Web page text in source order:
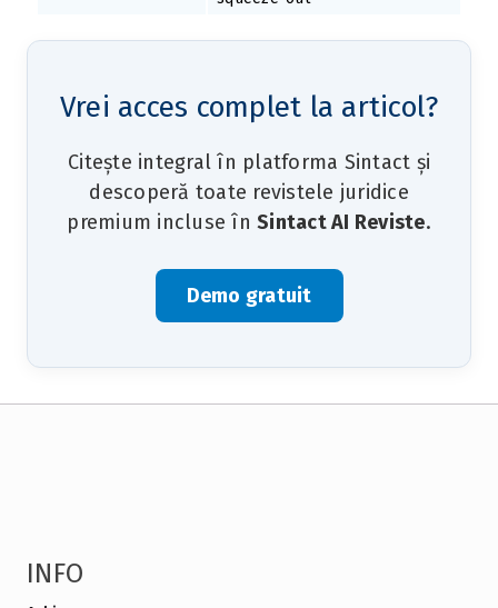
Vrei acces complet la articol?
Citește integral în platforma Sintact și
descoperă toate revistele juridice
premium incluse în Sintact AI Reviste.
Demo gratuit
INFO